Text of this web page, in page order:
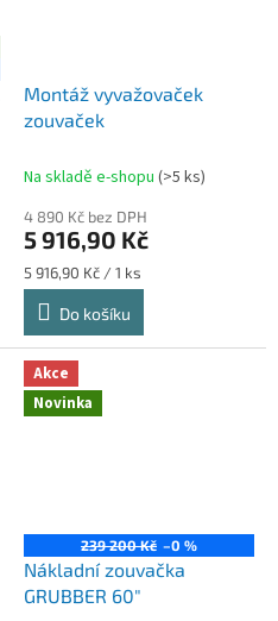
Montáž vyvažovaček
zouvaček
Na skladě e-shopu (>5 ks)
4 890 Kč bez DPH
5 916,90 Kč
Měrná
cena:
5 916,90 Kč / 1 ks
Do košíku
Akce
Novinka
239 200 Kč –0 %
Nákladní zouvačka
GRUBBER 60"